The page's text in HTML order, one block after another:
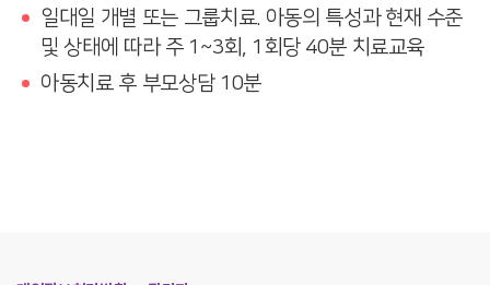
일대일 개별 또는 그룹치료. 아동의 특성과 현재 수준
및 상태에 따라 주 1~3회, 1회당 40분 치료교육
아동치료 후 부모상담 10분